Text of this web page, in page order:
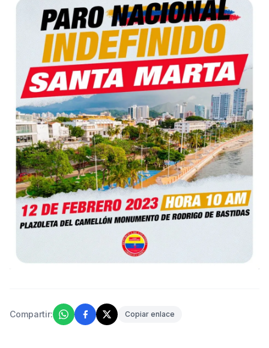
Compartir: Copiar enlace